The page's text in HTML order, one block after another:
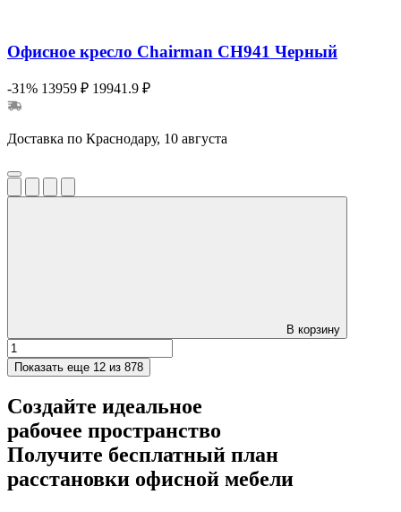
Офисное кресло Chairman CH941 Черный
-31% 13959 ₽ 19941.9 ₽
Доставка по Краснодару, 10 августа
В корзину
Показать еще 12 из 878
Создайте идеальное
рабочее пространство
Получите бесплатный план
расстановки офисной мебели